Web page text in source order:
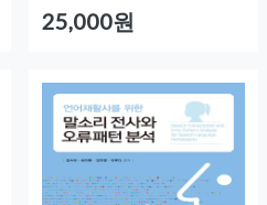
25,000원